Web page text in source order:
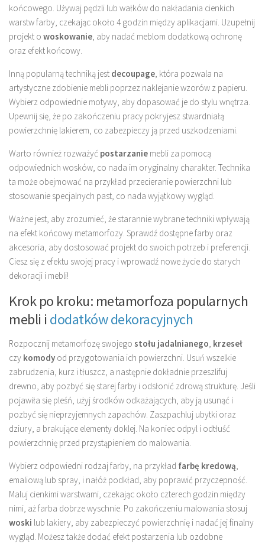
końcowego. Używaj pędzli lub wałków do nakładania cienkich
warstw farby, czekając około 4 godzin między aplikacjami. Uzupełnij
projekt o woskowanie , aby nadać meblom dodatkową ochronę
oraz efekt końcowy.
Inną popularną techniką jest decoupage , która pozwala na
artystyczne zdobienie mebli poprzez naklejanie wzorów z papieru.
Wybierz odpowiednie motywy, aby dopasować je do stylu wnętrza.
Upewnij się, że po zakończeniu pracy pokryjesz stwardniałą
powierzchnię lakierem, co zabezpieczy ją przed uszkodzeniami.
Warto również rozważyć postarzanie mebli za pomocą
odpowiednich wosków, co nada im oryginalny charakter. Technika
ta może obejmować na przykład przecieranie powierzchni lub
stosowanie specjalnych past, co nada wyjątkowy wygląd.
Ważne jest, aby zrozumieć, że starannie wybrane techniki wpływają
na efekt końcowy metamorfozy. Sprawdź dostępne farby oraz
akcesoria, aby dostosować projekt do swoich potrzeb i preferencji.
Ciesz się z efektu swojej pracy i wprowadź nowe życie do starych
dekoracji i mebli!
Krok po kroku: metamorfoza popularnych
mebli i dodatków dekoracyjnych
Rozpocznij metamorfozę swojego stołu jadalnianego krzeseł
czy komody od przygotowania ich powierzchni. Usuń wszelkie
zabrudzenia, kurz i tłuszcz, a następnie dokładnie przeszlifuj
drewno, aby pozbyć się starej farby i odsłonić zdrową strukturę. Jeśli
pojawiła się pleśń, użyj środków odkażających, aby ją usunąć i
pozbyć się nieprzyjemnych zapachów. Zaszpachluj ubytki oraz
dziury, a brakujące elementy doklej. Na koniec odpyl i odtłuść
powierzchnię przed przystąpieniem do malowania.
Wybierz odpowiedni rodzaj farby, na przykład farbę kredową
emaliową lub spray, i nałóż podkład, aby poprawić przyczepność.
Maluj cienkimi warstwami, czekając około czterech godzin między
nimi, aż farba dobrze wyschnie. Po zakończeniu malowania stosuj
woski lub lakiery, aby zabezpieczyć powierzchnię i nadać jej finalny
wygląd. Możesz także dodać efekt postarzenia lub ozdobne